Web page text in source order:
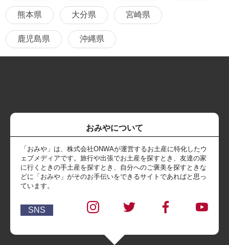
熊本県 大分県 宮崎県
鹿児島県 沖縄県
おみやについて
「おみや」は、株式会社ONWAが運営するお土産に特化したウ
ェブメディアです。旅行や出張でお土産を探すとき、友達の家
に行くときの手土産を探すとき、自分へのご褒美を探すときな
どに「おみや」がそのお手伝いをできるサイトであればと思っ
ています。
SNS